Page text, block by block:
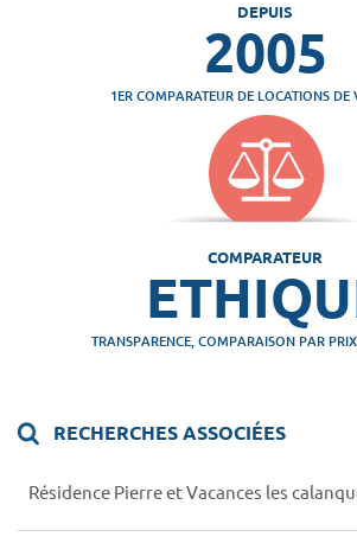
DEPUIS
2005
1ER COMPARATEUR DE LOCATIONS DE
COMPARATEUR
TRANSPARENCE, COMPARAISON PAR
RECHERCHES ASSOCIÉES
Résidence Pierre et Vacances les